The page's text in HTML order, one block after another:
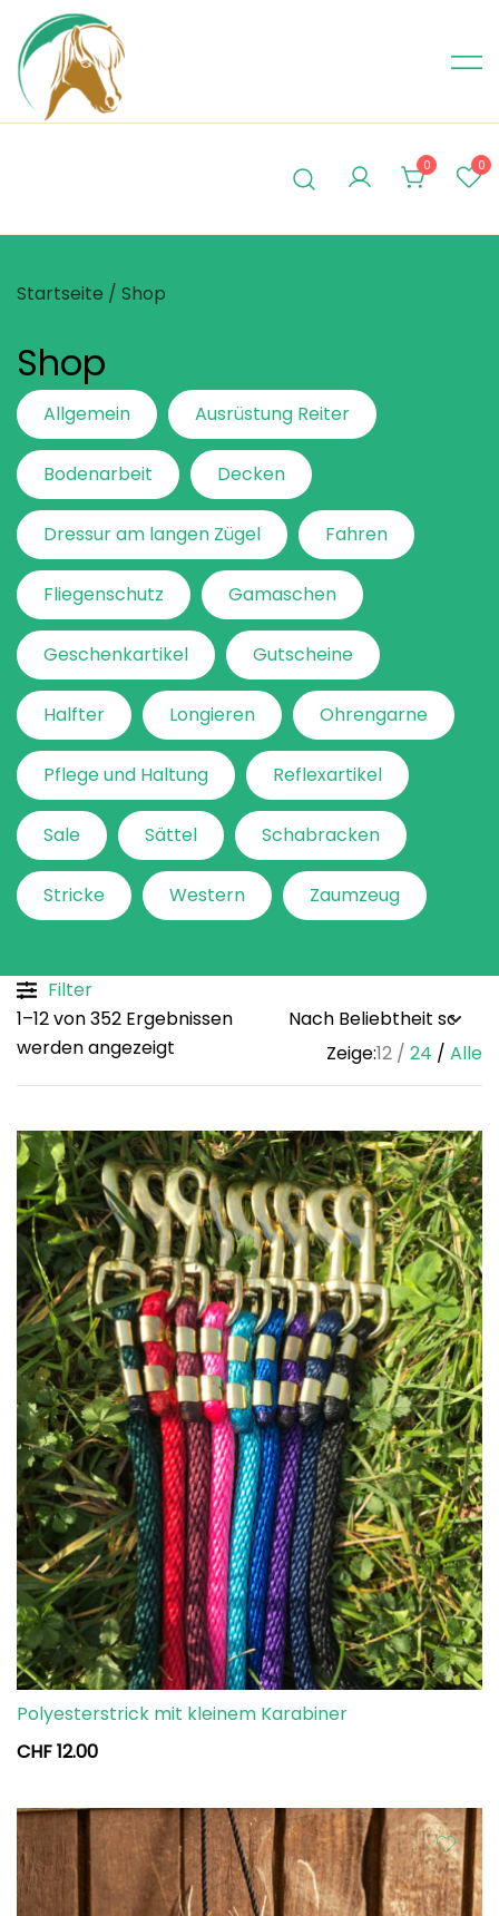
content
0 0
Startseite / Shop
Shop
Allgemein Ausrüstung Reiter
Bodenarbeit Decken
Dressur am langen Zügel Fahren
Fliegenschutz Gamaschen
Geschenkartikel Gutscheine
Halfter Longieren Ohrengarne
Pflege und Haltung Reflexartikel
Sale Sättel Schabracken
Stricke Western Zaumzeug
Filter
1–12 von 352 Ergebnissen
werden angezeigt
Zeige:12 24 Alle
Polyesterstrick mit kleinem Karabiner
CHF12.00